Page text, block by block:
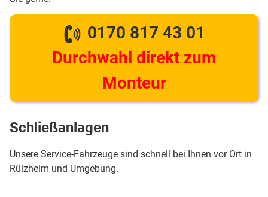
0170 817 43 01
Durchwahl direkt zum
Monteur
Schließanlagen
Unsere Service-Fahrzeuge sind schnell bei Ihnen vor Ort in
Rülzheim und Umgebung.